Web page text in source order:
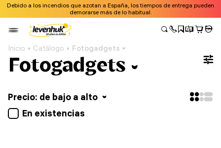
Debido a los incendios que azotan a España, los tiempos de entrega pueden
demorarse más de lo habitual.
Inicio Catálogo Fotogadgets
Fotogadgets
Precio: de bajo a alto
En existencias